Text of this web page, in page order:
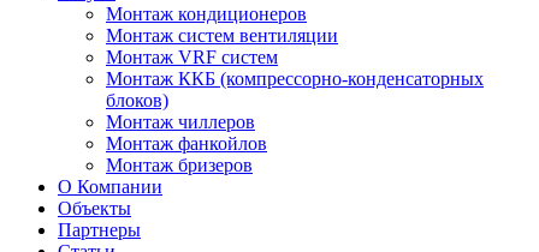
Монтаж кондиционеров
Монтаж cистем вентиляции
Монтаж VRF систем
Монтаж ККБ (компрессорно-конденсаторных
блоков)
Монтаж чиллеров
Монтаж фанкойлов
Монтаж бризеров
О Компании
Объекты
Партнеры